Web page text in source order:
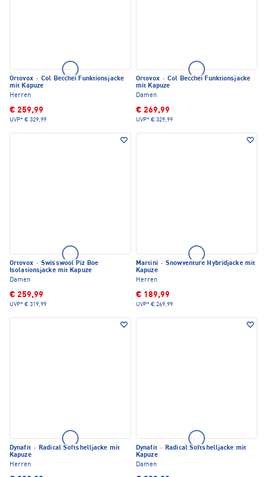
Ortovox · Col Becchei Funktionsjacke
mit Kapuze
Herren
€ 259,99
UVP* € 329,99
Ortovox · Col Becchei Funktionsjacke
mit Kapuze
Damen
€ 269,99
UVP* € 329,99
Ortovox · Swisswool Piz Boe
Isolationsjacke mit Kapuze
Damen
€ 259,99
UVP* € 319,99
Martini · Snowventure Hybridjacke mit
Kapuze
Herren
€ 189,99
UVP* € 269,99
Dynafit · Radical Softshelljacke mit
Kapuze
Herren
Dynafit · Radical Softshelljacke mit
Kapuze
Damen